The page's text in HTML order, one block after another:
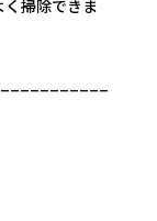
掃除できま